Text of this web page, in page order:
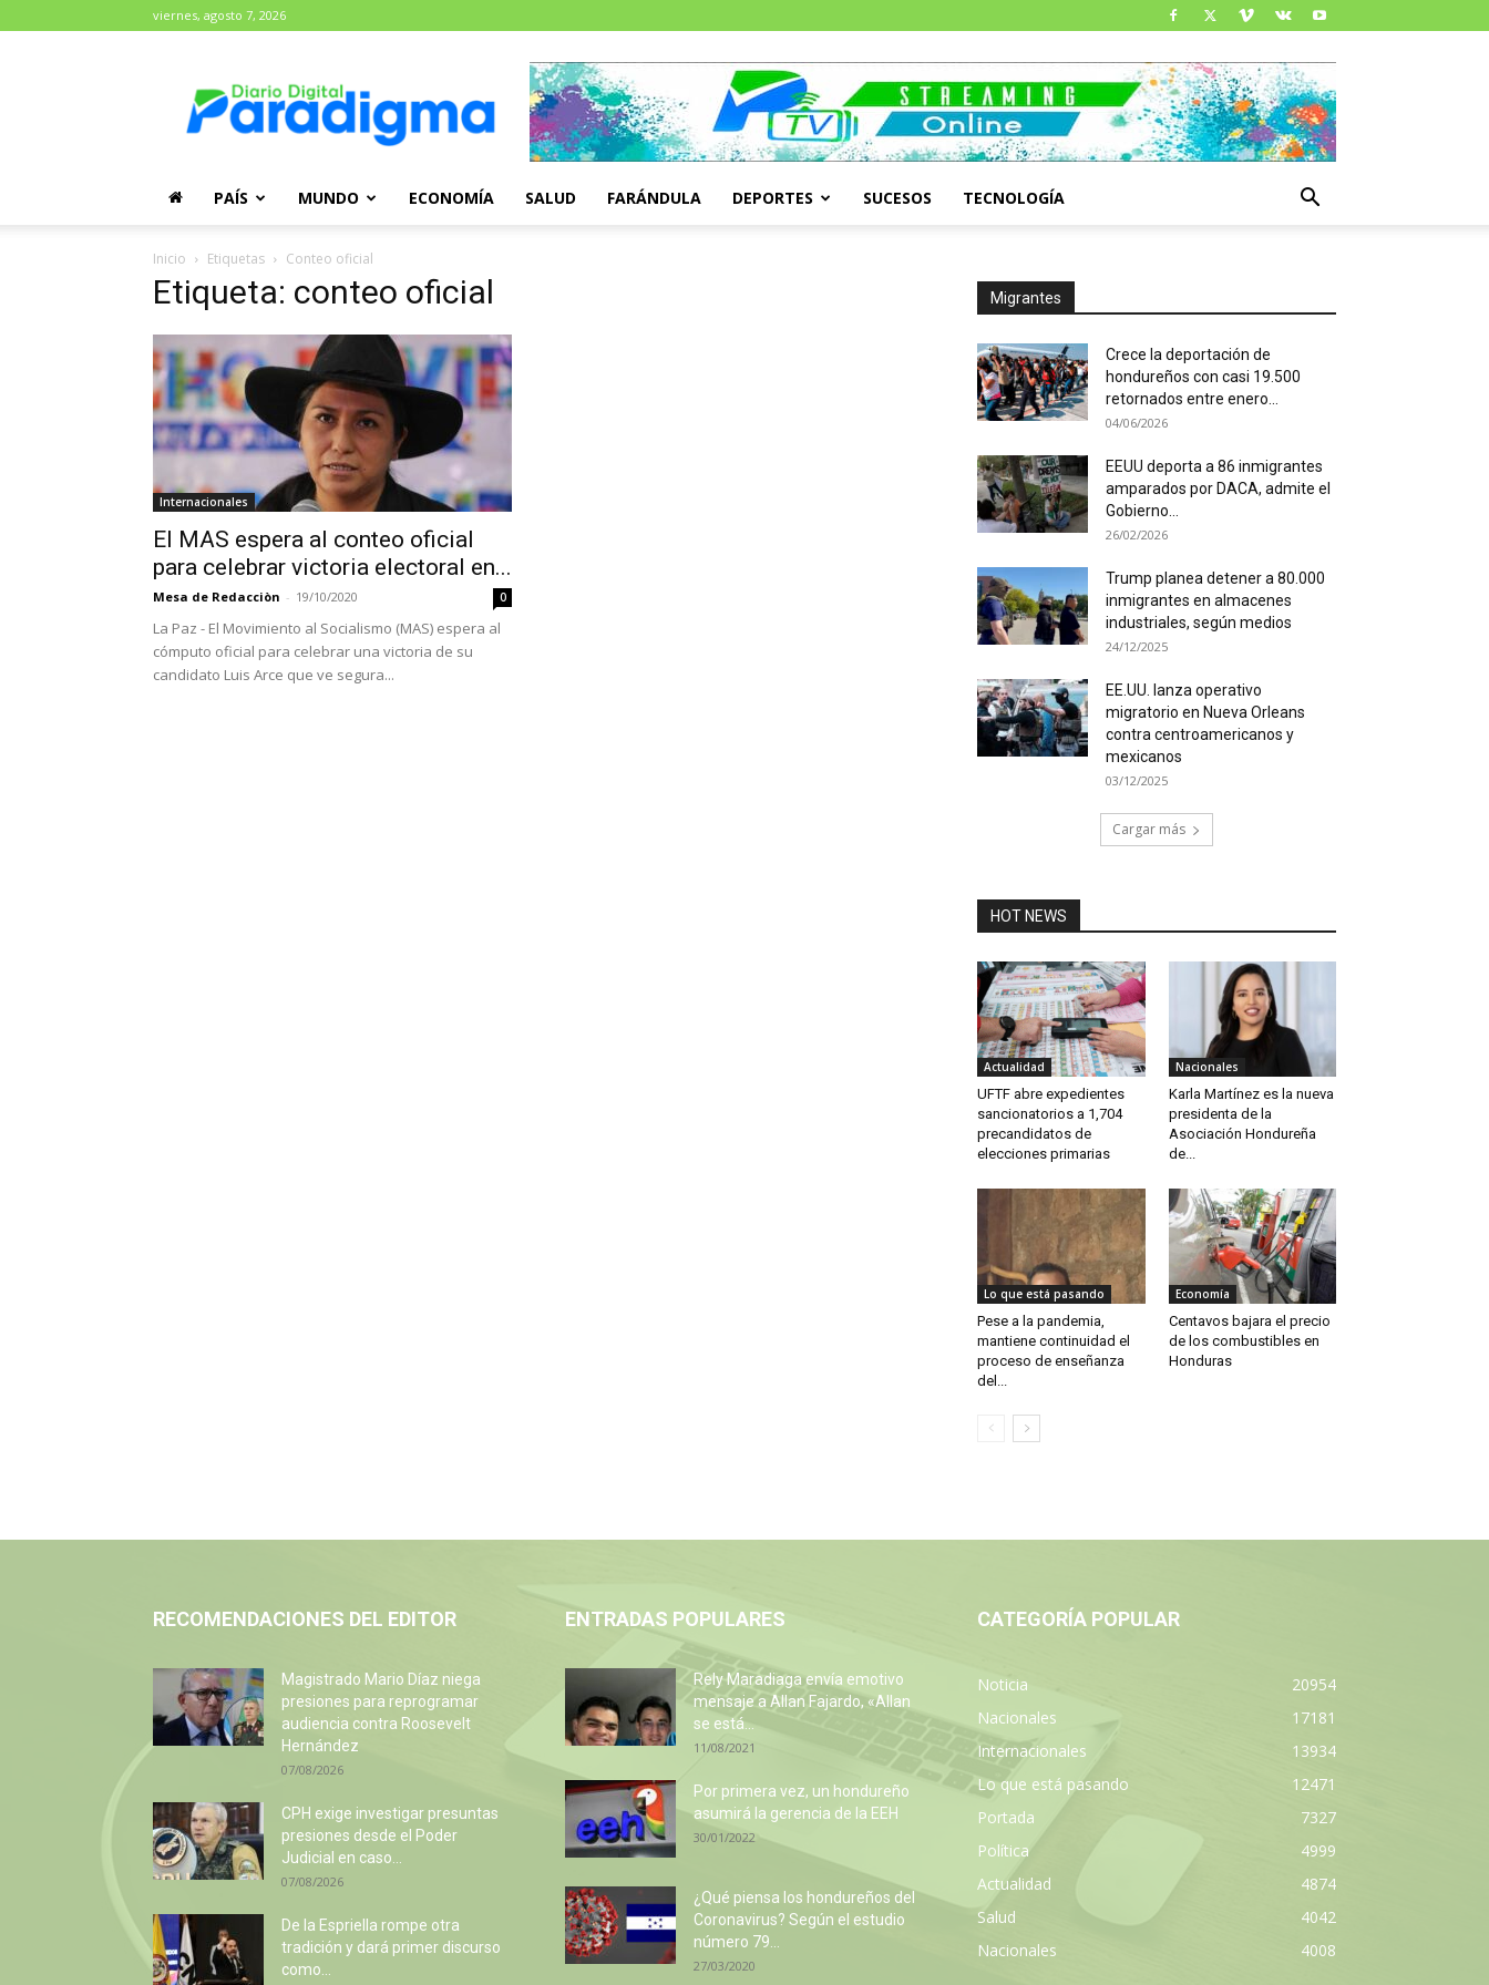
viernes, agosto 7, 2026
Paradigma
PAÍS MUNDO ECONOMÍA SALUD FARÁNDULA DEPORTES SUCESOS TECNOLOGÍA
Inicio Etiquetas Conteo oficial
Etiqueta: conteo oficial
Internacionales
El MAS espera al conteo oficial
para celebrar victoria electoral en...
Mesa de Redacciòn - 19/10/2020 0
La Paz - El Movimiento al Socialismo (MAS) espera al
cómputo oficial para celebrar una victoria de su
candidato Luis Arce que ve segura...
Migrantes
Crece la deportación de
hondureños con casi 19.500
retornados entre enero...
04/06/2026
EEUU deporta a 86 inmigrantes
amparados por DACA, admite el
Gobierno...
26/02/2026
Trump planea detener a 80.000
inmigrantes en almacenes
industriales, según medios
24/12/2025
EE.UU. lanza operativo
migratorio en Nueva Orleans
contra centroamericanos y
mexicanos
03/12/2025
Cargar más
HOT NEWS
Actualidad
UFTF abre expedientes
sancionatorios a 1,704
precandidatos de
elecciones primarias
Nacionales
Karla Martínez es la nueva
presidenta de la
Asociación Hondureña
de...
Lo que está pasando
Pese a la pandemia,
mantiene continuidad el
proceso de enseñanza
del...
Economía
Centavos bajara el precio
de los combustibles en
Honduras
RECOMENDACIONES DEL EDITOR
Magistrado Mario Díaz niega
presiones para reprogramar
audiencia contra Roosevelt
Hernández
07/08/2026
CPH exige investigar presuntas
presiones desde el Poder
Judicial en caso...
07/08/2026
De la Espriella rompe otra
tradición y dará primer discurso
como...
ENTRADAS POPULARES
Rely Maradiaga envía emotivo
mensaje a Allan Fajardo, «Allan
se está...
11/08/2021
Por primera vez, un hondureño
asumirá la gerencia de la EEH
30/01/2022
¿Qué piensa los hondureños del
Coronavirus? Según el estudio
número 79...
27/03/2020
CATEGORÍA POPULAR
Noticia
20954
Nacionales
17181
Internacionales
13934
Lo que está pasando
12471
Portada
7327
Política
4999
Actualidad
4874
Salud
4042
Nacionales
4008